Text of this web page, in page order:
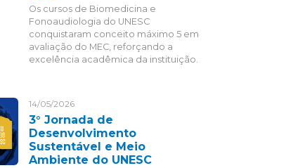
Os cursos de Biomedicina e
Fonoaudiologia do UNESC
conquistaram conceito máximo 5 em
avaliação do MEC, reforçando a
excelência acadêmica da instituição.
14/05/2026
3° Jornada de
Desenvolvimento
Sustentável e Meio
Ambiente do UNESC